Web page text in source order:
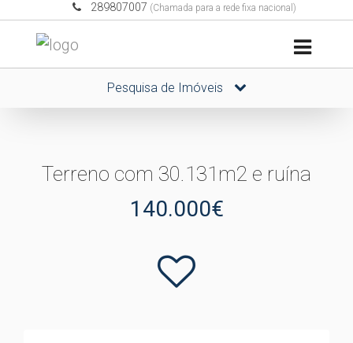
289807007 (Chamada para a rede fixa nacional)
Pesquisa de Imóveis
Terreno com 30.131m2 e ruína
140.000€